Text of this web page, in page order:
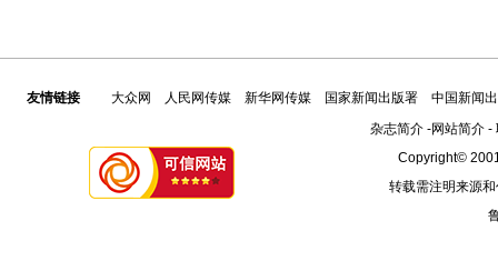
友情链接 大众网 人民网传媒 新华网传媒 国家新闻出版署
中国新闻
杂志简介-网站简介-
Copyright©
转载需注明来源